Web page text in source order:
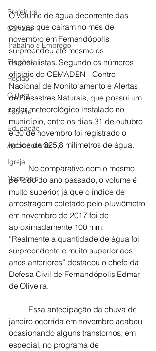
Prefeitura
Câmara
Trabalho e Emprego
Eleições
Região
Cultura
Esporte
Educação
Agropecuária
Igreja
Nacionais
O volume de água decorrente das
chuvas que caíram no mês de
novembro em Fernandópolis
surpreendeu até mesmo os
especialistas. Segundo os números
oficiais do CEMADEN - Centro
Nacional de Monitoramento e Alertas
de Desastres Naturais, que possui um
radar meteorológico instalado no
município, entre os dias 31 de outubro
e 30 de novembro foi registrado o
índice de 325,8 milímetros de água.
	No comparativo com o mesmo
período do ano passado, o volume é
muito superior, já que o índice de
amostragem coletado pelo pluviômetro
em novembro de 2017 foi de
aproximadamente 100 mm.
“Realmente a quantidade de água foi
surpreendente e muito superior aos
anos anteriores” destacou o chefe da
Defesa Civil de Fernandópolis Edmar
de Oliveira.
janeiro ocorrida em novembro acabou
ocasionando alguns transtornos, em
especial, no programa de